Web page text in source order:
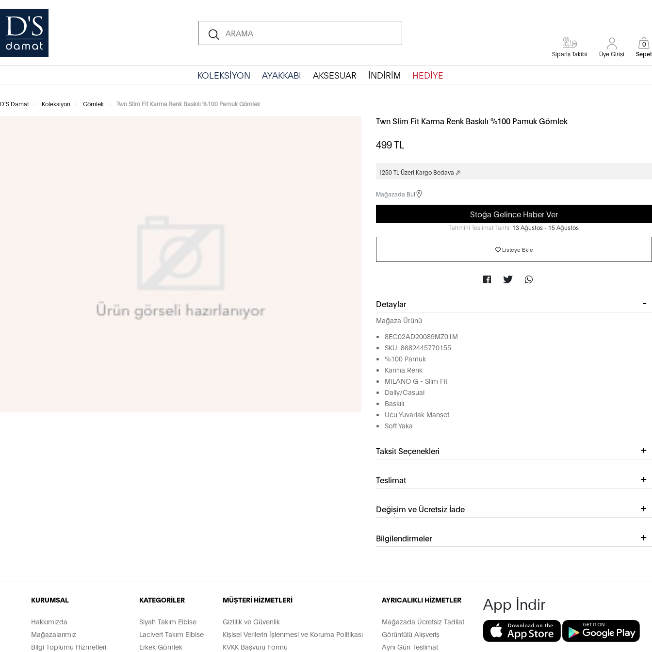
Sipariş Takibi Üye Girişi Sepet
0
KOLEKSİYON AYAKKABI AKSESUAR İNDİRİM HEDİYE
D'S Damat Koleksiyon Gömlek Twn Slim Fit Karma Renk Baskılı %100 Pamuk Gömlek
Twn Slim Fit Karma Renk Baskılı %100 Pamuk Gömlek
499TL
1250 TL Üzeri Kargo Bedava 🎉
Mağazada Bul
Stoğa Gelince Haber Ver
Tahmini Teslimat Tarihi: 13 Ağustos - 15 Ağustos
Listeye Ekle
Detaylar
Mağaza Ürünü
8EC02AD20089MZ01M
SKU: 8682445770155
%100 Pamuk
Karma Renk
MILANO G - Slim Fit
Daily/Casual
Baskılı
Ucu Yuvarlak Manşet
Soft Yaka
Taksit Seçenekleri
Teslimat
Değişim ve Ücretsiz İade
Bilgilendirmeler
KURUMSAL
Hakkımızda
Mağazalarımız
Bilgi Toplumu Hizmetleri
KATEGORİLER
Siyah Takım Elbise
Lacivert Takım Elbise
Erkek Gömlek
MÜŞTERİ HİZMETLERİ
Gizlilik ve Güvenlik
Kişisel Verilerin İşlenmesi ve Koruma Politikası
KVKK Başvuru Formu
AYRICALIKLI HİZMETLER
Mağazada Ücretsiz Tadilat
Görüntülü Alışveriş
Aynı Gün Teslimat
App İndir